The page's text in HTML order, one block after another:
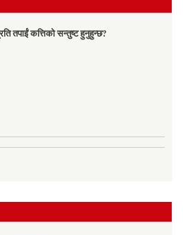
तपाईं कत्तिको सन्तुष्ट हुनुहुन्छ?